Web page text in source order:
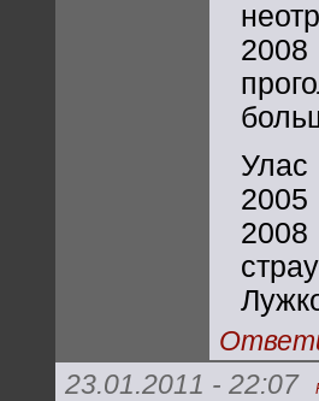
2008
23.01.2011 - 22:07